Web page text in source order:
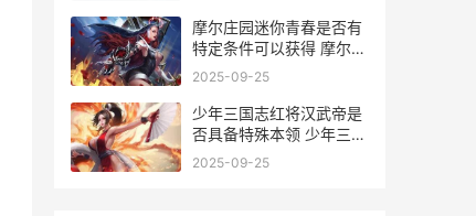
摩尔庄园迷你青春是否有
特定条件可以获得 摩尔庄
园迷你青春摩托车
2025-09-25
少年三国志红将汉武帝是
否具备特殊本领 少年三国
志武将品质排名最新
2025-09-25